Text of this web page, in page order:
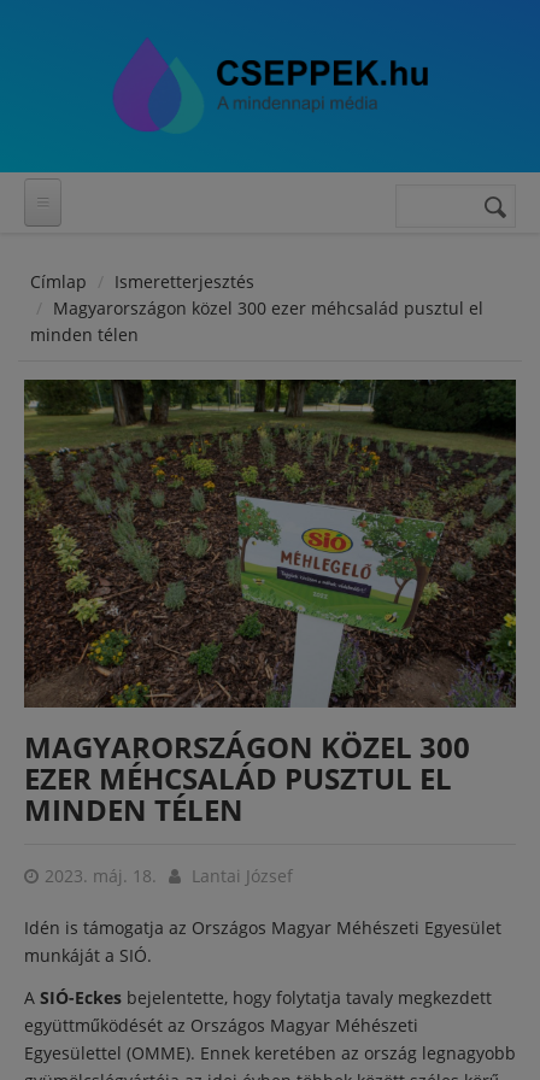
Keresés
Címlap
Ismeretterjesztés
Magyarországon közel 300 ezer méhcsalád pusztul el
minden télen
MAGYARORSZÁGON KÖZEL 300
EZER MÉHCSALÁD PUSZTUL EL
MINDEN TÉLEN
2023. máj. 18. Lantai József
Idén is támogatja az Országos Magyar Méhészeti Egyesület
munkáját a SIÓ.
A SIÓ-Eckes bejelentette, hogy folytatja tavaly megkezdett
együttműködését az Országos Magyar Méhészeti
Egyesülettel (OMME). Ennek keretében az ország legnagyobb